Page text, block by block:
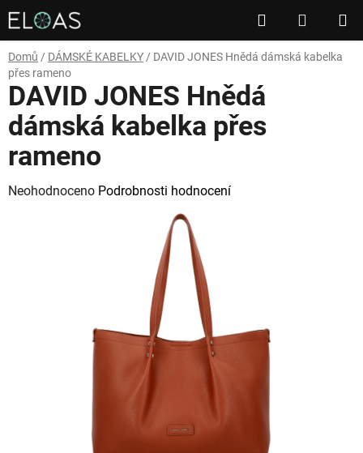
Přejít
na
obsah
Hledat
KOŠÍK
Domů / DÁMSKÉ KABELKY / DAVID JONES Hnědá dámská kabelka
přes rameno
DAVID JONES Hnědá
dámská kabelka přes
rameno
Průměrné
Neohodnoceno Podrobnosti hodnocení